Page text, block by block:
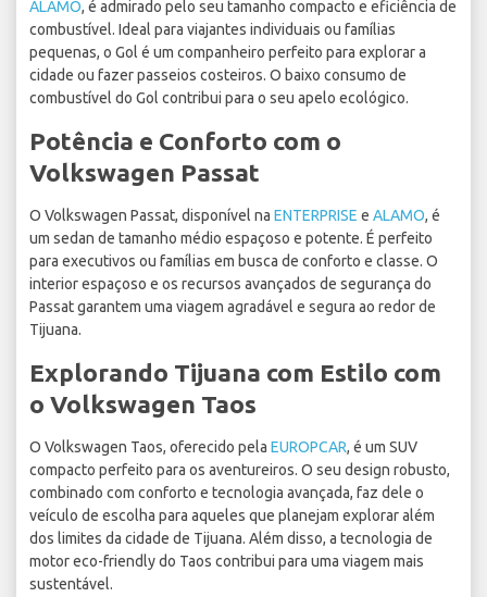
ALAMO, é admirado pelo seu tamanho compacto e eficiência de
combustível. Ideal para viajantes individuais ou famílias
pequenas, o Gol é um companheiro perfeito para explorar a
cidade ou fazer passeios costeiros. O baixo consumo de
combustível do Gol contribui para o seu apelo ecológico.
Potência e Conforto com o
Volkswagen Passat
O Volkswagen Passat, disponível na ENTERPRISE e ALAMO, é
um sedan de tamanho médio espaçoso e potente. É perfeito
para executivos ou famílias em busca de conforto e classe. O
interior espaçoso e os recursos avançados de segurança do
Passat garantem uma viagem agradável e segura ao redor de
Tijuana.
Explorando Tijuana com Estilo com
o Volkswagen Taos
O Volkswagen Taos, oferecido pela EUROPCAR, é um SUV
compacto perfeito para os aventureiros. O seu design robusto,
combinado com conforto e tecnologia avançada, faz dele o
veículo de escolha para aqueles que planejam explorar além
dos limites da cidade de Tijuana. Além disso, a tecnologia de
motor eco-friendly do Taos contribui para uma viagem mais
sustentável.